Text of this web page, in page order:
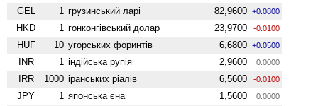
GEL 1 грузинський ларі 82,9600 +0.0800
HKD 1 гонконгівський долар 23,9700 -0.0100
HUF 10 угорських форинтів 6,6800 +0.0500
INR 1 індійська рупія 2,9600 0.0000
IRR 1000 іранських ріалів 6,5600 -0.0100
JPY 1 японська єна 1,5600 0.0000